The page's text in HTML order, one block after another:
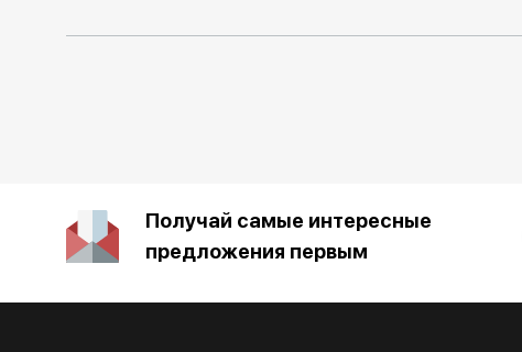
Получай самые интересные
предложения первым